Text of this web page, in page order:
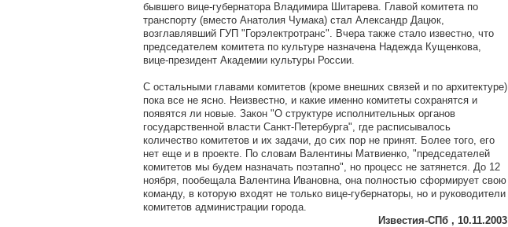
бывшего вице-губернатора Владимира Шитарева. Главой комитета по
транспорту (вместо Анатолия Чумака) стал Александр Дацюк,
возглавлявший ГУП "Горэлектротранс". Вчера также стало известно, что
председателем комитета по культуре назначена Надежда Кущенкова,
вице-президент Академии культуры России.
С остальными главами комитетов (кроме внешних связей и по архитектуре)
пока все не ясно. Неизвестно, и какие именно комитеты сохранятся и
появятся ли новые. Закон "О структуре исполнительных органов
государственной власти Санкт-Петербурга", где расписывалось
количество комитетов и их задачи, до сих пор не принят. Более того, его
нет еще и в проекте. По словам Валентины Матвиенко, "председателей
комитетов мы будем назначать поэтапно", но процесс не затянется. До 12
ноября, пообещала Валентина Ивановна, она полностью сформирует свою
команду, в которую входят не только вице-губернаторы, но и руководители
комитетов администрации города.
Известия-СПб , 10.11.2003